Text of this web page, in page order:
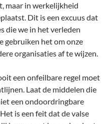
maar in werkelijkheid
Dit is een excuus dat
die we in het verleden
gebruiken het om onze
organisaties af te wijzen.
een onfeilbare regel moet
Laat de middelen die
een ondoordringbare
is een feit dat de valse